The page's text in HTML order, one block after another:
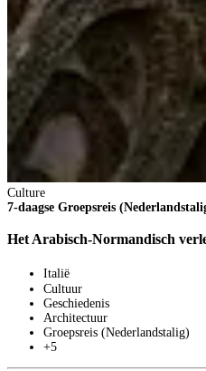
Culture
7-daagse Groepsreis
Het Arabisch-Normandisch
Italië
Cultuur
Geschiedenis
Architectuur
Groepsreis (Nederlandstalig)
+5